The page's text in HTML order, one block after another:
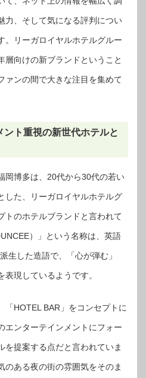
力、そして気になる評判につい
。リーガロイヤルホテルグルー
層向けの新ブランドということ
ァンの間で大きな注目を集めて
ト重視の新世代ホテルと
岡博多は、20代から30代の若い
した、リーガロイヤルホテルグ
トのホテルブランドと言われて
）」という名称は、英語
生した造語で、「心が弾む」
表現しているようです。
「HOTEL BAR」をコンセプトに
エンターテインメントにフォー
を提案する点だと言われていま
のある夜の街の雰囲気をそのま